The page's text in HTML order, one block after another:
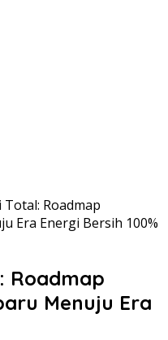
Roadmap
Era Energi Bersih 100%
Roadmap
Menuju Era